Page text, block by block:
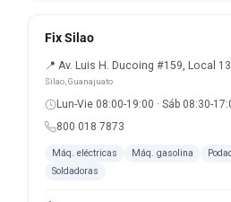
Fix Silao
📍 Av. Luis H. Ducoing #159, Local
Silao, Guanajuato
Lun-Vie 08:00-19:00 · Sáb 08:30-
800 018 7873
Máq. eléctricas Máq. gasolina
Soldadoras